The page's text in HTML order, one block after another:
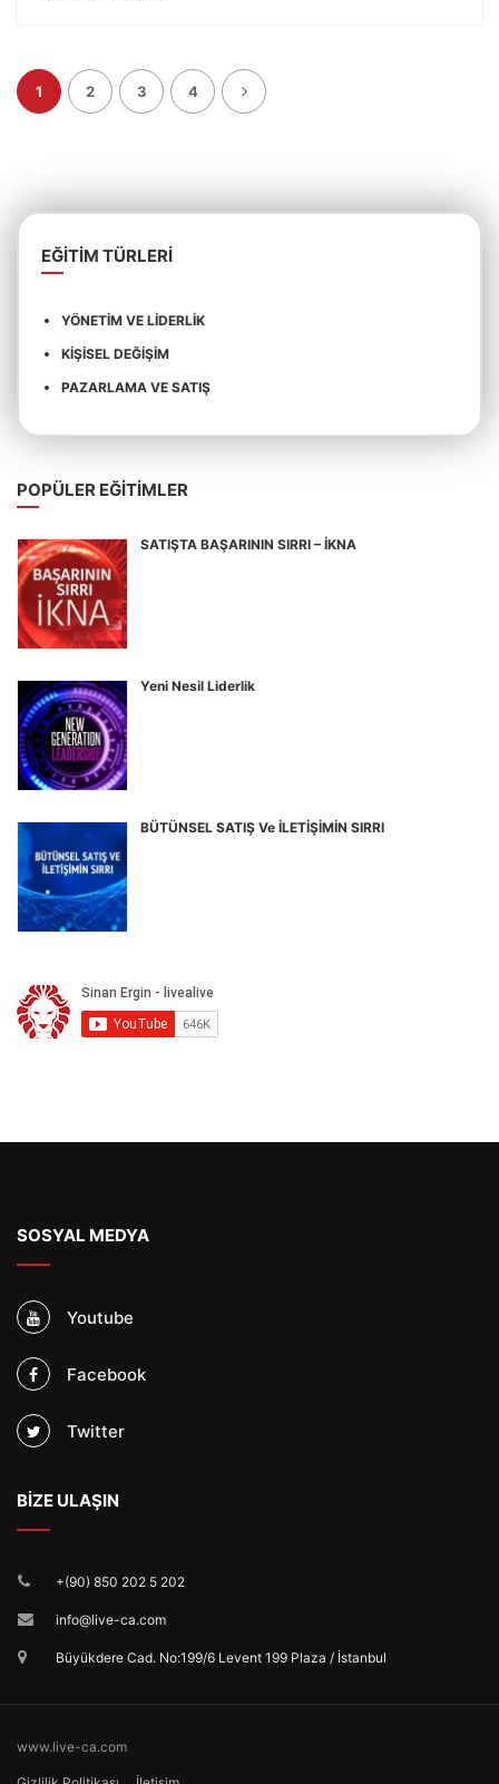
DEVAMINI OKU
1 2 3 4
EĞITIM TÜRLERI
YÖNETIM VE LIDERLIK
KIŞISEL DEĞIŞIM
PAZARLAMA VE SATIŞ
POPÜLER EĞITIMLER
SATIŞTA BAŞARININ SIRRI – İKNA
Yeni Nesil Liderlik
BÜTÜNSEL SATIŞ Ve İLETİŞİMİN SIRRI
SOSYAL MEDYA
Youtube
Facebook
Twitter
BİZE ULAŞIN
+(90) 850 202 5 202
info@live-ca.com
Büyükdere Cad. No:199/6 Levent 199 Plaza / İstanbul
www.live-ca.com